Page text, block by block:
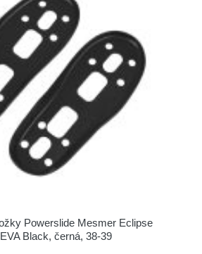
Powerslide Mesmer Eclipse
Black, černá, 38-39